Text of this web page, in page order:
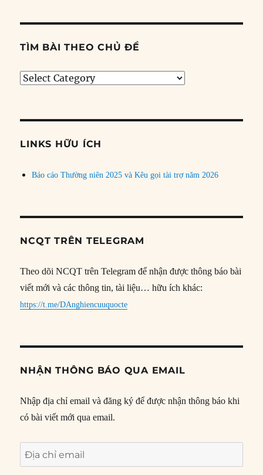
TÌM BÀI THEO CHỦ ĐỀ
Tìm
đề
LINKS HỮU ÍCH
Báo cáo Thường niên 2025 và Kêu gọi tài trợ năm 2026
NCQT TRÊN TELEGRAM
Theo dõi NCQT trên Telegram để nhận được thông báo bài
viết mới và các thông tin, tài liệu… hữu ích khác:
https://t.me/DAnghiencuuquocte
NHẬN THÔNG BÁO QUA EMAIL
Nhập địa chỉ email và đăng ký để được nhận thông báo khi
có bài viết mới qua email.
Địa
chỉ